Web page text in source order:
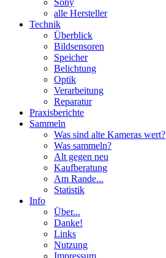
Sony
alle Hersteller
Technik
Überblick
Bildsensoren
Speicher
Belichtung
Optik
Verarbeitung
Reparatur
Praxisberichte
Sammeln
Was sind alte Kameras wert?
Was sammeln?
Alt gegen neu
Kaufberatung
Am Rande...
Statistik
Info
Über...
Danke!
Links
Nutzung
Impressum